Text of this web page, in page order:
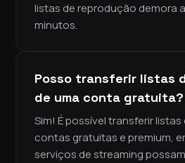
listas de reprodução demora
minutos.
Posso transferir listas
de uma conta gratuita?
Sim! É possível transferir
contas gratuitas e premium,
serviços de streaming